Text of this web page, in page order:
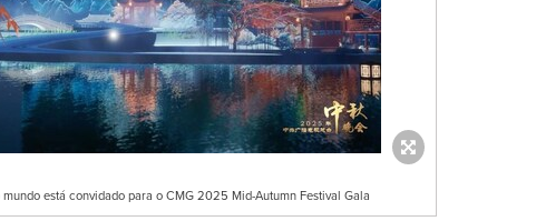
está convidado para o CMG 2025 Mid-Autumn Festival Gala